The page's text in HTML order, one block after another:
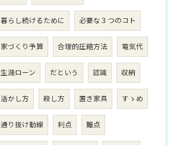
暮らし続けるために 必要な３つのコト
家づくり予算 合理的圧縮方法 電気代
生涯ローン だという 認識 収納
活かし方 殺し方 置き家具 すゝめ
通り抜け動線 利点 難点